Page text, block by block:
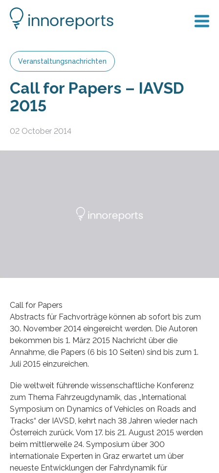
Veranstaltungsnachrichten
Call for Papers – IAVSD
2015
02 October 2014
Call for Papers
Abstracts für Fachvorträge können ab sofort bis zum
30. November 2014 eingereicht werden. Die Autoren
bekommen bis 1. März 2015 Nachricht über die
Annahme, die Papers (6 bis 10 Seiten) sind bis zum 1.
Juli 2015 einzureichen.
Die weltweit führende wissenschaftliche Konferenz
zum Thema Fahrzeugdynamik, das „International
Symposium on Dynamics of Vehicles on Roads and
Tracks“ der IAVSD, kehrt nach 38 Jahren wieder nach
Österreich zurück. Vom 17. bis 21. August 2015 werden
beim mittlerweile 24. Symposium über 300
internationale Experten in Graz erwartet um über
neueste Entwicklungen der Fahrdynamik für